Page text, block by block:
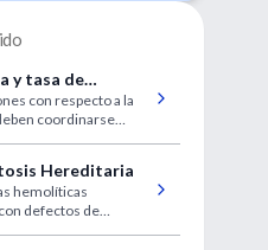
y tasa de
con respecto a la
coordinarse
Hereditaria
hemolíticas
defectos de